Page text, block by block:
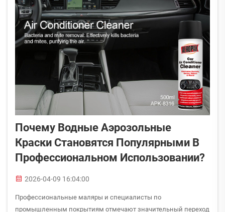
Почему Водные Аэрозольные
Краски Становятся Популярными В
Профессиональном Использовании?
2026-04-09 16:04:00
Профессиональные маляры и специалисты по
промышленным покрытиям отмечают значительный переход